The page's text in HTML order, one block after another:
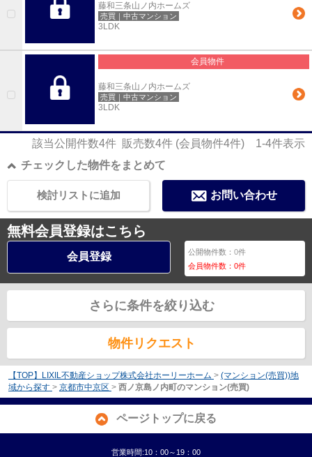
藤和三条山ノ内ホームズ
売買｜中古マンション
3LDK
会員物件
藤和三条山ノ内ホームズ
売買｜中古マンション
3LDK
該当公開件数4件 販売数4件 (会員物件4件) 1-4件表示
チェックした物件をまとめて
お問い合わせ
検討リストに追加
無料会員登録はこちら
会員登録 公開物件数：0件
会員物件数：0件
さらに条件を絞り込む
物件リクエスト
【TOP】LIXIL不動産ショップ株式会社ホーリーホーム > (マンション(売買))地
域から探す > 京都市中京区 > 西ノ京島ノ内町のマンション(売買)
ページトップに戻る
営業時間:10：00～19：00